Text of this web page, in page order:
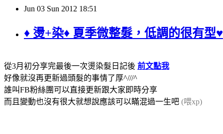
Jun 03 Sun 2012 18:51
♦ 燙+染♦ 夏季微整髮，低調的很有型♥
從3月初分享完最後一次燙染髮日記後 前文點我
好像就沒再更新過頭髮的事情了厚^///^
誰叫FB粉絲團可以直接更新跟大家即時分享
而且變動也沒有很大就想說應該可以瞞混過一生吧 (喂xp)